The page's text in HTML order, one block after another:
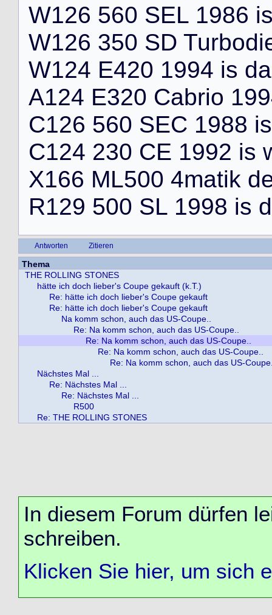
W126 560 SEL 1986 i
W126 350 SD Turbodi
W124 E420 1994 is da
A124 E320 Cabrio 199
C126 560 SEC 1988 is
C124 230 CE 1992 is
X166 ML500 4matik d
R129 500 SL 1998 is d
Antworten Zitieren
Thema
THE ROLLING STONES
hätte ich doch lieber's Coupe gekauft (k.T.)
Re: hätte ich doch lieber's Coupe gekauft
Re: hätte ich doch lieber's Coupe gekauft
Na komm schon, auch das US-Coupe..
Re: Na komm schon, auch das US-Coupe..
Re: Na komm schon, auch das US-Coupe..
Re: Na komm schon, auch das US-Coupe..
Re: Na komm schon, auch das US-
Nächstes Mal ...
Re: Nächstes Mal ...
Re: Nächstes Mal ...
R500
Re: THE ROLLING STONES
In diesem Forum dürfen
schreiben.
Klicken Sie hier, um sich